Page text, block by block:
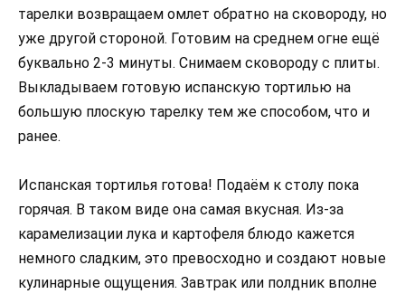
тарелки возвращаем омлет обратно на сковороду, но
уже другой стороной. Готовим на среднем огне ещё
буквально 2-3 минуты. Снимаем сковороду с плиты.
Выкладываем готовую испанскую тортилью на
большую плоскую тарелку тем же способом, что и
ранее.
Испанская тортилья готова! Подаём к столу пока
горячая. В таком виде она самая вкусная. Из-за
карамелизации лука и картофеля блюдо кажется
немного сладким, это превосходно и создают новые
кулинарные ощущения. Завтрак или полдник вполне